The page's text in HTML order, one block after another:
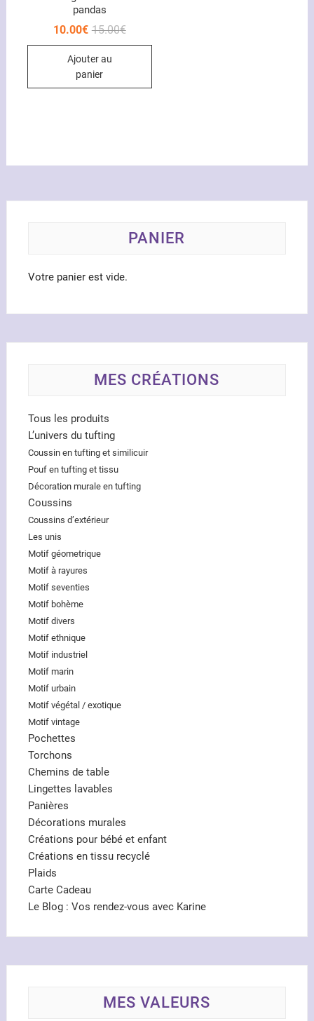
pandas
15.00€Le
10.00€
Le
Ajouter au
panier
PANIER
Votre panier est vide.
MES CRÉATIONS
Tous les produits
L’univers du tufting
Coussin en tufting et similicuir
Pouf en tufting et tissu
Décoration murale en tufting
Coussins
Coussins d’extérieur
Les unis
Motif géometrique
Motif à rayures
Motif seventies
Motif bohème
Motif divers
Motif ethnique
Motif industriel
Motif marin
Motif urbain
Motif végétal / exotique
Motif vintage
Pochettes
Torchons
Chemins de table
Lingettes lavables
Panières
Décorations murales
Créations pour bébé et enfant
Créations en tissu recyclé
Plaids
Carte Cadeau
Le Blog : Vos rendez-vous avec Karine
MES VALEURS